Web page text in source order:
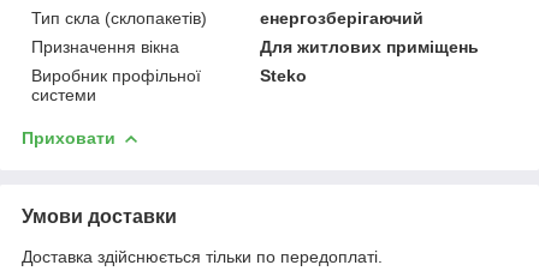
Тип скла (склопакетів)
енергозберігаючий
Призначення вікна
Для житлових приміщень
Виробник профільної
системи
Steko
Приховати
Умови доставки
Доставка здійснюється тільки по передоплаті.